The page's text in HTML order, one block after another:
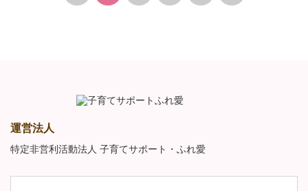
運営法人
特定非営利活動法人 子育てサポート・ふれ愛